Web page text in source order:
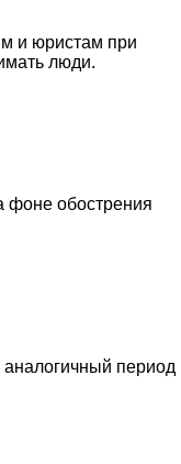
и юристам при
люди.
фоне обострения
период